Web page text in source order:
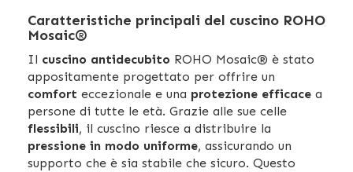
Caratteristiche principali del cuscino ROHO
Mosaic®
Il cuscino antidecubito ROHO Mosaic® è stato
appositamente progettato per offrire un
comfort eccezionale e una protezione efficace a
persone di tutte le età. Grazie alle sue celle
flessibili, il cuscino riesce a distribuire la
pressione in modo uniforme, assicurando un
supporto che è sia stabile che sicuro. Questo